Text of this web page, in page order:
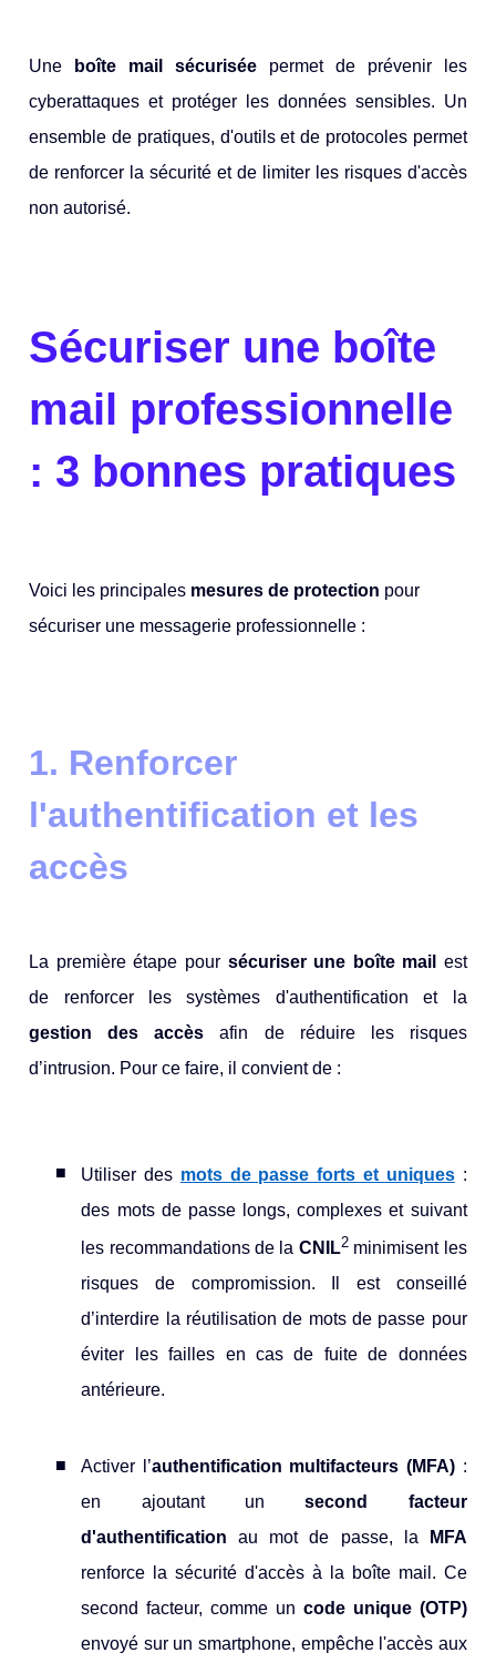
Une boîte mail sécurisée
permet de prévenir les
cyberattaques et protéger les données sensibles. Un
ensemble de pratiques, d'outils et de protocoles permet
de renforcer la sécurité et de limiter les risques d'accès
non autorisé.
Sécuriser une boîte
mail professionnelle
: 3 bonnes pratiques
Voici les principales mesures de protection pour
sécuriser une messagerie professionnelle :
1. Renforcer
l'authentification et les
accès
La première étape pour sécuriser une boîte mail
est
de renforcer les systèmes d'authentification et la
gestion des accèsafin de réduire les risques
d’intrusion. Pour ce faire, il convient de :
Utiliser des mots de passe forts et uniques:
des mots de passe longs, complexes et suivant
les recommandations de la CNIL2minimisent les
risques de compromission. Il est conseillé
d’interdire la réutilisation de mots de passe pour
éviter les failles en cas de fuite de données
antérieure.
Activer l’authentification multifacteurs (MFA) :
en ajoutant unsecond facteur
d'authentification au mot de passe, la
MFA
renforce la sécurité d'accès à la boîte mail. Ce
second facteur, comme un code unique (OTP)
envoyé sur un smartphone, empêche l'accès aux